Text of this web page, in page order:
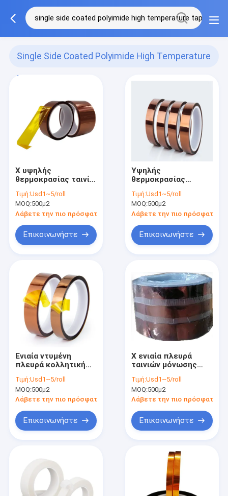
Single Side Coated Polyimide High Temperature
Tape
Χ υψηλής
θερμοκρασίας ταινία
ενιαία ντυμένη
πλευρά
Τιμή:Usd1~5/roll
MOQ:500μ2
Λάβετε την πιο πρόσφατη τιμή
Επικοινωνήστε
Υψηλής
θερμοκρασίας
πλευρά βαθμού
ταινιών Χ μόνωσης
Polyimide ηλεκτρική
που ντύνεται
Τιμή:Usd1~5/roll
MOQ:500μ2
Λάβετε την πιο πρόσφατη
Επικοινωνήστε
Ενιαία ντυμένη
πλευρά κολλητική
Polyimide διαφανής
Τιμή:Usd1~5/roll
MOQ:500μ2
Λάβετε την πιο πρόσφατη τιμή
Επικοινωνήστε
Χ ενιαία πλευρά
ταινιών μόνωσης
στη θερμότητα
ηλεκτρική δεν
έντυσε καμία
εγγράφου
απελευθέρωσης
Τιμή:Usd1~5/roll
MOQ:500μ2
Λάβετε την πιο πρόσφατη
Επικοινωνήστε